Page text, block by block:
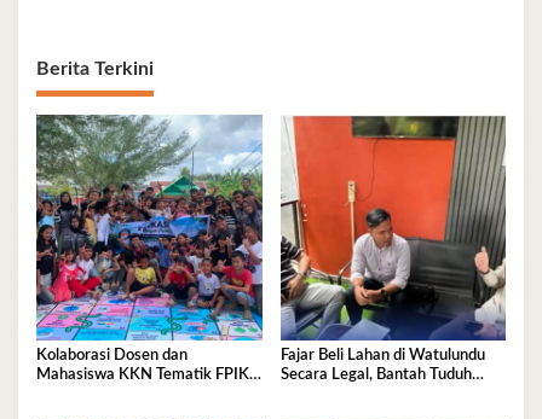
Berita Terkini
Kolaborasi Dosen dan
Mahasiswa KKN Tematik FPIK
Fajar Beli Lahan di Watulundu
Secara Legal, Bantah Tuduh